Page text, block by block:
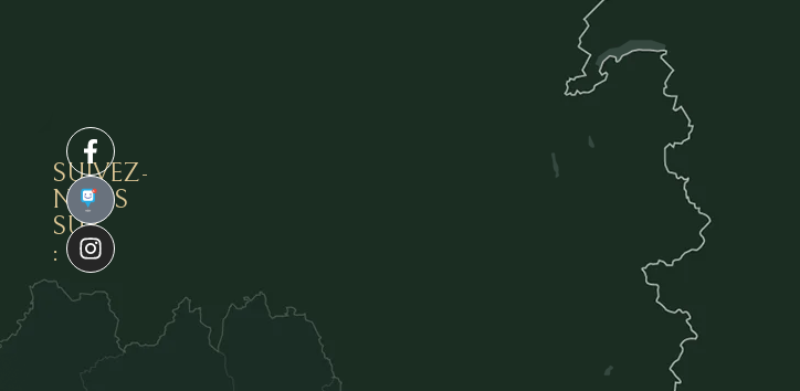
SUIVEZ-
NOUS
SUR
:
1